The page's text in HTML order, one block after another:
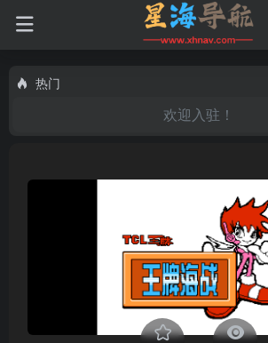
热门
欢迎入驻！